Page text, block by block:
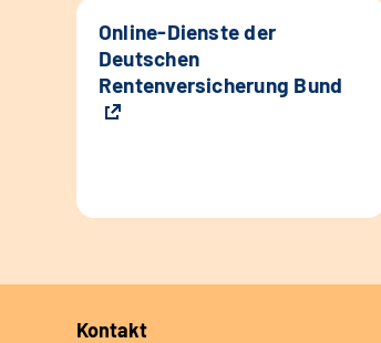
Online-Dienste der
Deutschen
Rentenversicherung Bund
Kontakt